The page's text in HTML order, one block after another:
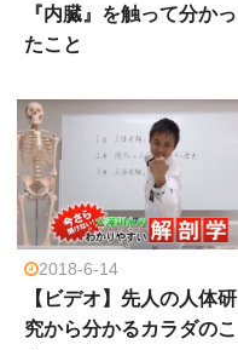
『内臓』を触って分かっ
たこと
2018-6-14
【ビデオ】先人の人体研
究から分かるカラダのこ